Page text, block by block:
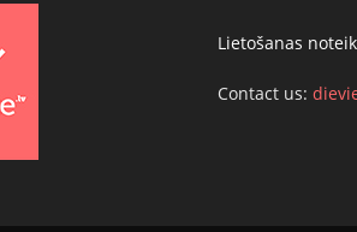
Lietošanas
Contact us: